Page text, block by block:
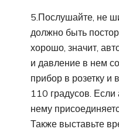
5.Послушайте, не
должно быть
хорошо, значит,
и давление в нем
прибор в розетку и
110 градусов. Если
нему
Также выставьте